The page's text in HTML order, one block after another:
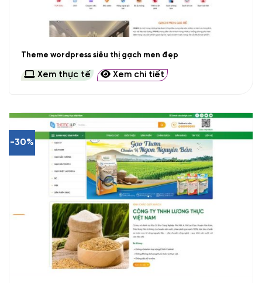
Theme wordpress siêu thị gạch men đẹp
Xem thực tế Xem chi tiết
-30%